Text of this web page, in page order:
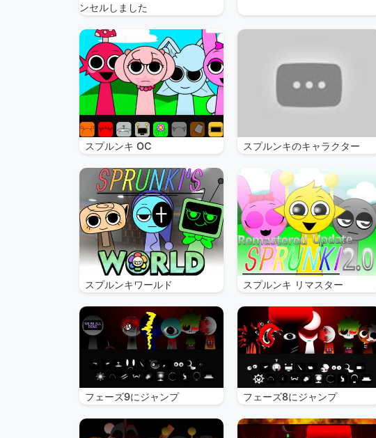
ンセルしました
スプルンキ OC スプルンキのキャラクター
スプルンキワールド スプルンキ リマスター
フェーズ9にジャンプ フェーズ8にジャンプ